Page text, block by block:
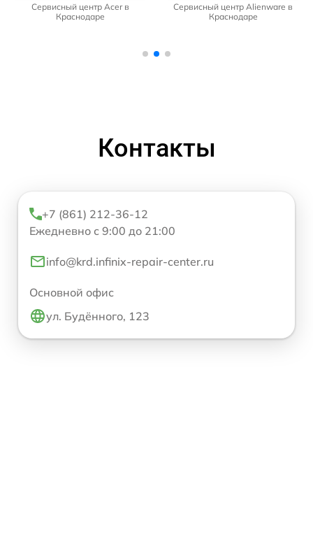
Сервисный центр Acer в
Краснодаре
Сервисный центр Alienware в
Краснодаре
Контакты
+7 (861) 212-36-12
Ежедневно с 9:00 до 21:00
info@krd.infinix-repair-center.ru
Основной офис
ул. Будённого, 123